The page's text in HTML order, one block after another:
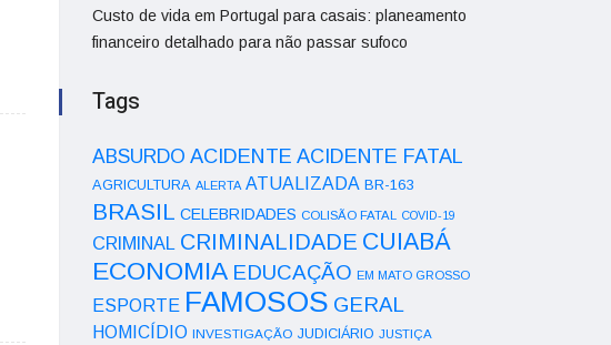
Custo de vida em Portugal para casais: planeamento
financeiro detalhado para não passar sufoco
Tags
ABSURDO ACIDENTE ACIDENTE FATAL
AGRICULTURA ALERTA ATUALIZADA BR-163
BRASIL CELEBRIDADES COLISÃO FATAL COVID-19
CRIMINAL CRIMINALIDADE CUIABÁ
ECONOMIA EDUCAÇÃO EM MATO GROSSO
ESPORTE FAMOSOS GERAL
HOMICÍDIO INVESTIGAÇÃO JUDICIÁRIO JUSTIÇA